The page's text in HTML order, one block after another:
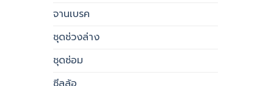
จานเบรค
ชุดช่วงล่าง
ชุดซ่อม